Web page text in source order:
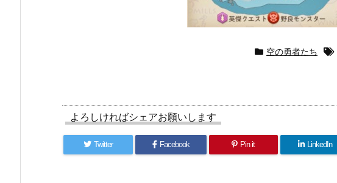
空の勇者たち
よろしければシェアお願いします
Twitter Facebook Pin it LinkedIn